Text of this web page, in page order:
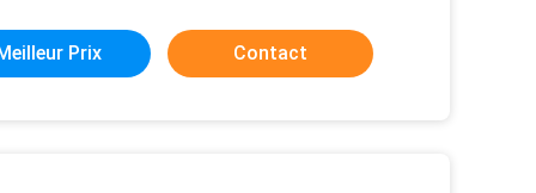
Prix Contact